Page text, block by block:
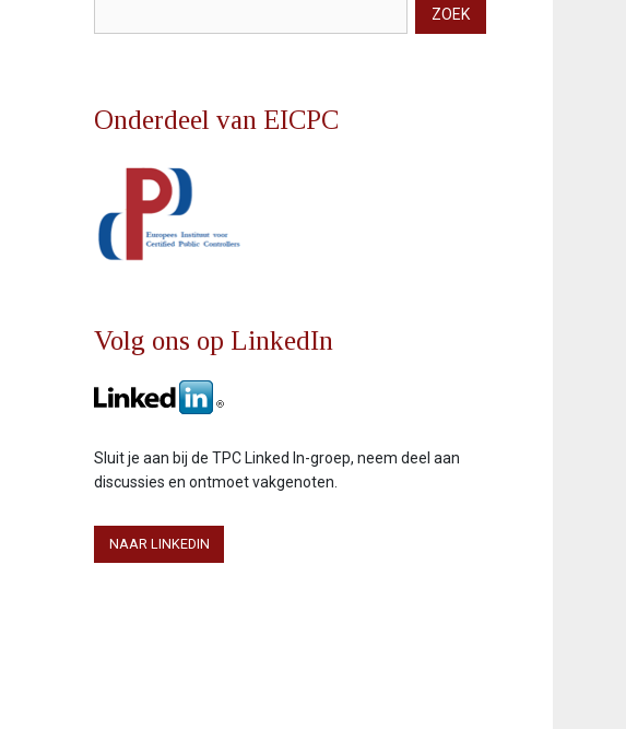
ZOEK
Onderdeel van EICPC
Volg ons op LinkedIn
Sluit je aan bij de TPC Linked In-groep, neem deel aan
discussies en ontmoet vakgenoten.
NAAR LINKEDIN